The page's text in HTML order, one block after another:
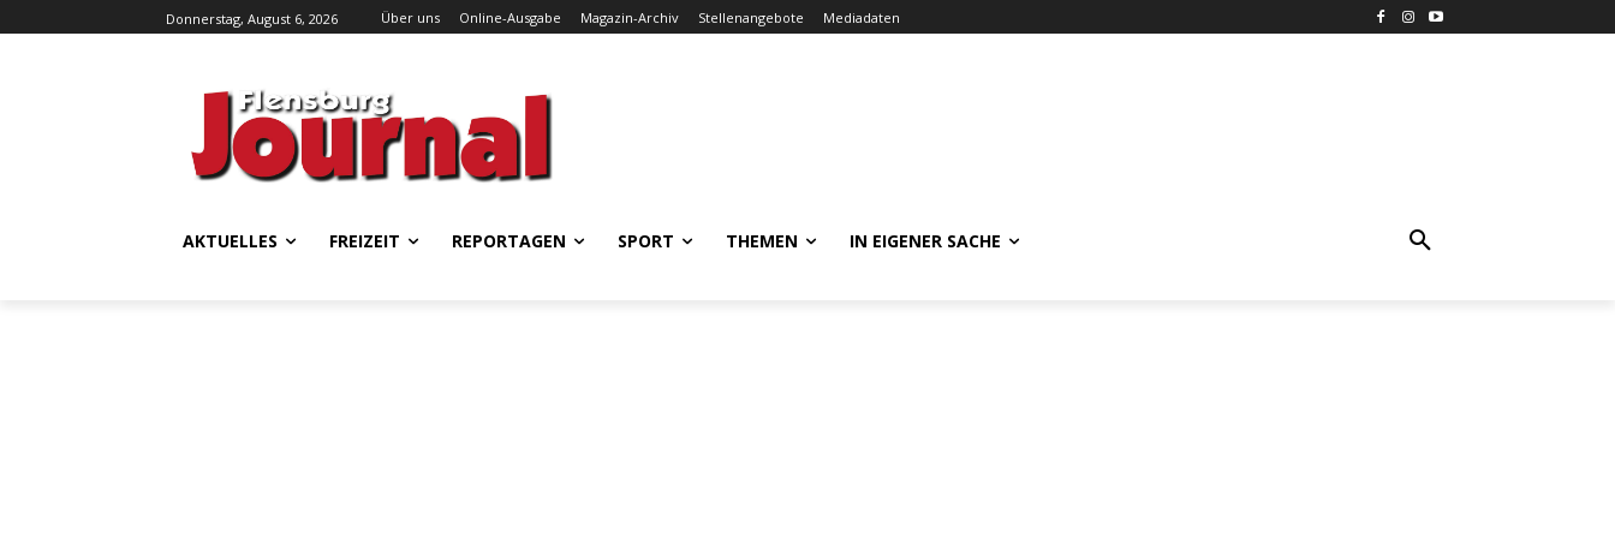
Donnerstag, August 6, 2026 Über uns Online-Ausgabe Magazin-Archiv Stellenangebote Mediadaten
AKTUELLES FREIZEIT REPORTAGEN SPORT THEMEN IN EIGENER SACHE